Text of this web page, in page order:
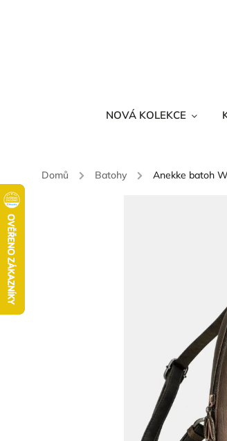
NOVÁ KOLEKCE
Domů / Batohy / Anekke batoh